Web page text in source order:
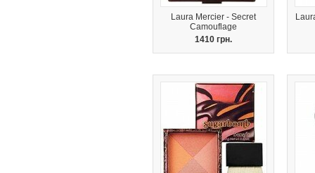
Laura Mercier - Secret
Camouflage
1410 грн.